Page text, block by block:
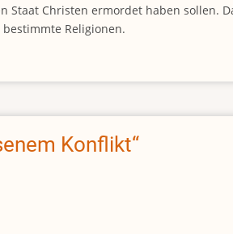
Staat Christen ermordet haben sollen.
Religionen.
Konflikt“